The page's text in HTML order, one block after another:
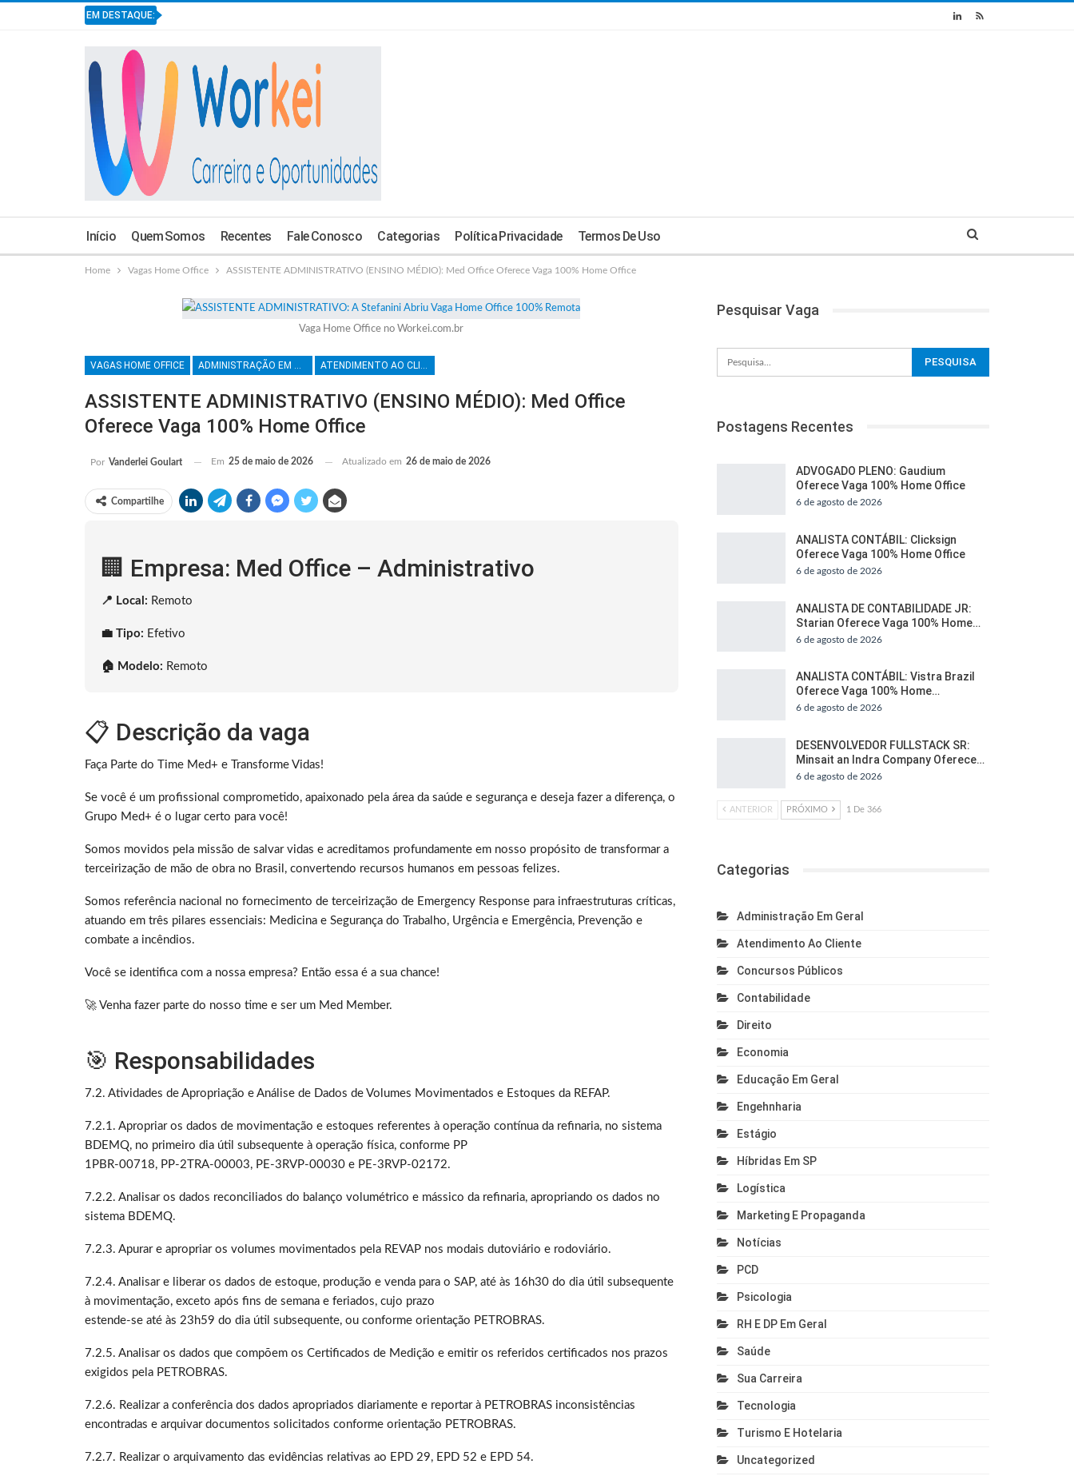
EM DESTAQUE:
Início Quem Somos Recentes Fale Conosco Categorias Política Privacidade Termos De Uso
Home Vagas Home Office ASSISTENTE ADMINISTRATIVO (ENSINO MÉDIO): Med Office Oferece Vaga 100% Home Office
Vaga Home Office no Workei.com.br
VAGAS HOME OFFICE ADMINISTRAÇÃO EM GERAL ATENDIMENTO AO CLIENTE
ASSISTENTE ADMINISTRATIVO (ENSINO MÉDIO): Med Office
Oferece Vaga 100% Home Office
Por Vanderlei Goulart Em 25 de maio de 2026 Atualizado em 26 de maio de 2026
Compartilhe
🏢 Empresa: Med Office – Administrativo
📍 Local: Remoto
💼 Tipo: Efetivo
🏠 Modelo: Remoto
📋 Descrição da vaga
Faça Parte do Time Med+ e Transforme Vidas!
Se você é um profissional comprometido, apaixonado pela área da saúde e segurança e deseja fazer a diferença, o
Grupo Med+ é o lugar certo para você!
Somos movidos pela missão de salvar vidas e acreditamos profundamente em nosso propósito de transformar a
terceirização de mão de obra no Brasil, convertendo recursos humanos em pessoas felizes.
Somos referência nacional no fornecimento de terceirização de Emergency Response para infraestruturas críticas,
atuando em três pilares essenciais: Medicina e Segurança do Trabalho, Urgência e Emergência, Prevenção e
combate a incêndios.
Você se identifica com a nossa empresa? Então essa é a sua chance!
🚀 Venha fazer parte do nosso time e ser um Med Member.
🎯 Responsabilidades
7.2. Atividades de Apropriação e Análise de Dados de Volumes Movimentados e Estoques da REFAP.
7.2.1. Apropriar os dados de movimentação e estoques referentes à operação contínua da refinaria, no sistema
BDEMQ, no primeiro dia útil subsequente à operação física, conforme PP
1PBR-00718, PP-2TRA-00003, PE-3RVP-00030 e PE-3RVP-02172.
7.2.2. Analisar os dados reconciliados do balanço volumétrico e mássico da refinaria, apropriando os dados no
sistema BDEMQ.
7.2.3. Apurar e apropriar os volumes movimentados pela REVAP nos modais dutoviário e rodoviário.
7.2.4. Analisar e liberar os dados de estoque, produção e venda para o SAP, até às 16h30 do dia útil subsequente
à movimentação, exceto após fins de semana e feriados, cujo prazo
estende-se até às 23h59 do dia útil subsequente, ou conforme orientação PETROBRAS.
7.2.5. Analisar os dados que compõem os Certificados de Medição e emitir os referidos certificados nos prazos
exigidos pela PETROBRAS.
7.2.6. Realizar a conferência dos dados apropriados diariamente e reportar à PETROBRAS inconsistências
encontradas e arquivar documentos solicitados conforme orientação PETROBRAS.
7.2.7. Realizar o arquivamento das evidências relativas ao EPD 29, EPD 52 e EPD 54.
Pesquisar Vaga
Postagens Recentes
ADVOGADO PLENO: Gaudium
Oferece Vaga 100% Home Office
6 de agosto de 2026
ANALISTA CONTÁBIL: Clicksign
Oferece Vaga 100% Home Office
6 de agosto de 2026
ANALISTA DE CONTABILIDADE JR:
Starian Oferece Vaga 100% Home…
6 de agosto de 2026
ANALISTA CONTÁBIL: Vistra Brazil
Oferece Vaga 100% Home…
6 de agosto de 2026
DESENVOLVEDOR FULLSTACK SR:
Minsait an Indra Company Oferece…
6 de agosto de 2026
ANTERIOR PRÓXIMO 1 De 366
Categorias
Administração Em Geral
Atendimento Ao Cliente
Concursos Públicos
Contabilidade
Direito
Economia
Educação Em Geral
Engehnharia
Estágio
Híbridas Em SP
Logística
Marketing E Propaganda
Notícias
PCD
Psicologia
RH E DP Em Geral
Saúde
Sua Carreira
Tecnologia
Turismo E Hotelaria
Uncategorized